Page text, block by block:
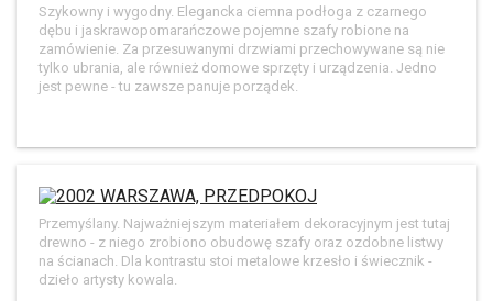
Szykowny i wygodny. Elegancka ciemna podłoga z czarnego
dębu i jaskrawopomarańczowe pojemne szafy robione na
zamówienie. Za przesuwanymi drzwiami przechowywane są nie
tylko ubrania, ale również domowe sprzęty i urządzenia. Jedno
jest pewne - tu zawsze panuje porządek.
Przemyślany. Najważniejszym materiałem dekoracyjnym jest tutaj
drewno - z niego zrobiono obudowę szafy oraz ozdobne listwy
na ścianach. Dla kontrastu stoi metalowe krzesło i świecznik -
dzieło artysty kowala.